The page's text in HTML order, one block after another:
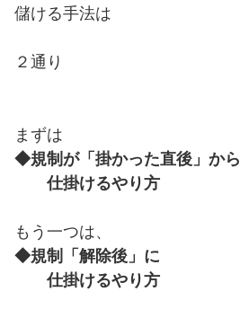
儲ける手法は
２通り
まずは
◆規制が「掛かった直後」から
仕掛けるやり方
もう一つは、
◆規制「解除後」に
仕掛けるやり方